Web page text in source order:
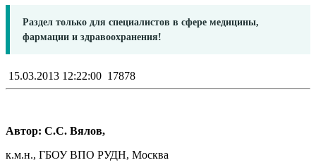
Раздел только для специалистов в сфере медицины,
фармации и здравоохранения!
15.03.2013 12:22:00 17878
Автор: С.С. Вялов,
к.м.н., ГБОУ ВПО РУДН, Москва